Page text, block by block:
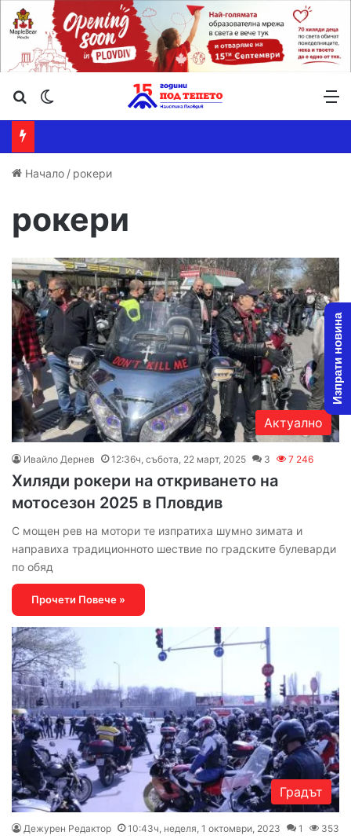
Търсене ...
Начало / рокери
рокери
Актуално
Ивайло Дернев 12:36ч, събота, 22 март, 2025 3 7 246
Хиляди рокери на откриването на
мотосезон 2025 в Пловдив
С мощен рев на мотори те изпратиха шумно зимата и
направиха традиционното шествие по градските булеварди
по обяд
Прочети Повече »
Градът
Дежурен Редактор 10:43ч, неделя, 1 октомври, 2023 1 353
Изпрати новина